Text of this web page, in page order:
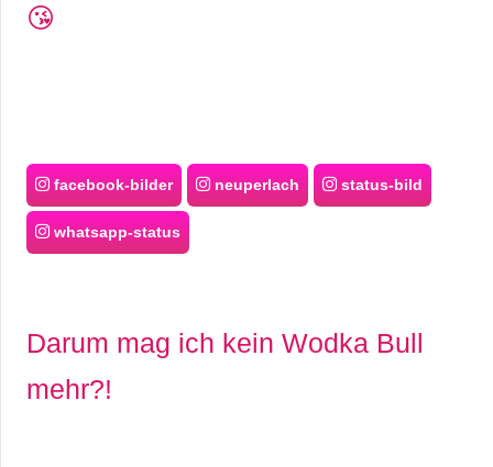
😘
facebook-bilder neuperlach status-bild
whatsapp-status
Darum mag ich kein Wodka Bull
mehr?!